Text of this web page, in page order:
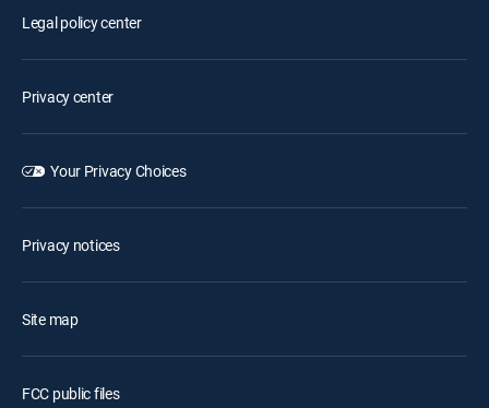
Legal policy center
Privacy center
Your Privacy Choices
Privacy notices
Site map
FCC public files